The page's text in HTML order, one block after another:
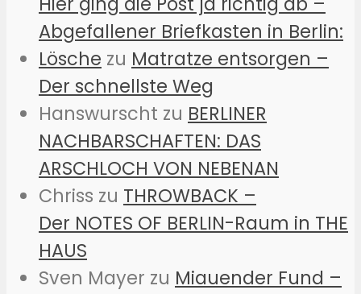
Abgefallener Briefkasten in Berlin:
Lösche zu Matratze entsorgen –
Der schnellste Weg
Hanswurscht zu BERLINER
NACHBARSCHAFTEN: DAS
ARSCHLOCH VON NEBENAN
Chriss zu THROWBACK –
Der NOTES OF BERLIN-Raum in THE
HAUS
Sven Mayer zu Miauender Fund –